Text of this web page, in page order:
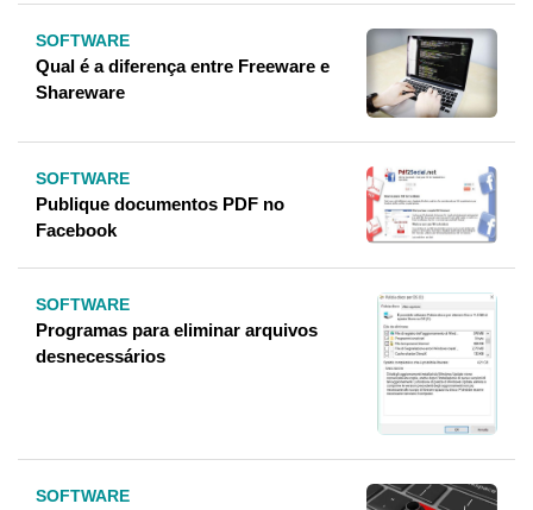
SOFTWARE
Qual é a diferença entre Freeware e
Shareware
SOFTWARE
Publique documentos PDF no
Facebook
SOFTWARE
Programas para eliminar arquivos
desnecessários
SOFTWARE